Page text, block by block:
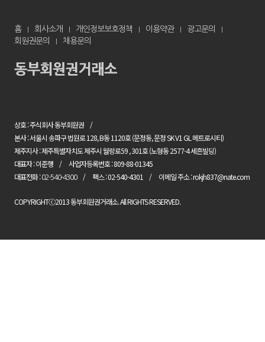
홈 회사소개 개인정보보호정책 이용약관
광고문의
회원권문의
채용문의
상호 : 주식회사 동부회원권
본사 : 서울시 송파구 법원로 128, B동 1120호 (문정동, 문정 SK V1 GL 메트로시티)
제주지사 : 제주특별자치도 제주시 월랑로59 , 301호 (노형동 2577-4 세흔빌딩)
대표자 : 이준행
사업자등록번호 : 809-88-01345
대표전화 :02-540-4300 팩스 : 02-540-4301 이메일 주소 : rokjh837@nate.com
COPYRIGHTⓒ2013 동부회원권거래소. All RIGHTS RESERVED.